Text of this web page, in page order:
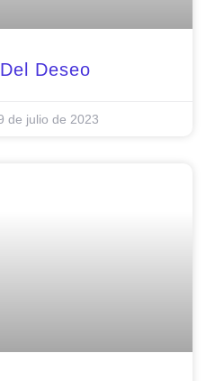
Deseo
de julio de 2023